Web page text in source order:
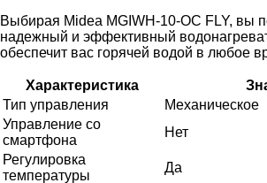
Выбирая Midea MGIWH-10-OC FLY, вы
надежный и эффективный
обеспечит вас горячей водой в любое
Характеристика
Тип управления
Механическое
Управление со
смартфона
Нет
Регулировка
температуры
Да